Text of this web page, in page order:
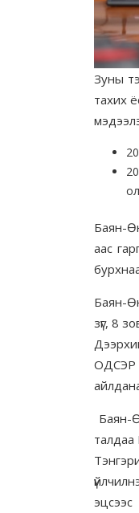
Зуны
тахих
Баян-
аас
Баян-
зүг, 8
ОДСЭР
Баян-
талдаа